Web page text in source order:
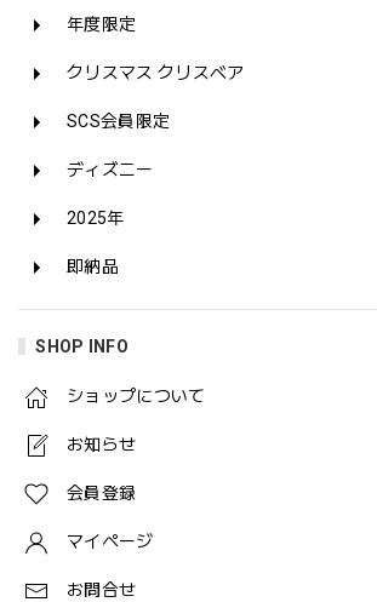
年度限定
クリスマス クリスベア
SCS会員限定
ディズニー
2025年
即納品
SHOP INFO
ショップについて
お知らせ
会員登録
マイページ
お問合せ